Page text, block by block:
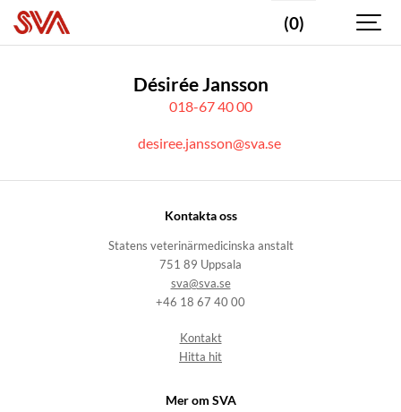
(0)
Désirée Jansson
018-67 40 00
desiree.jansson@sva.se
Kontakta oss
Statens veterinärmedicinska anstalt
751 89 Uppsala
sva@sva.se
+46 18 67 40 00
Kontakt
Hitta hit
Mer om SVA